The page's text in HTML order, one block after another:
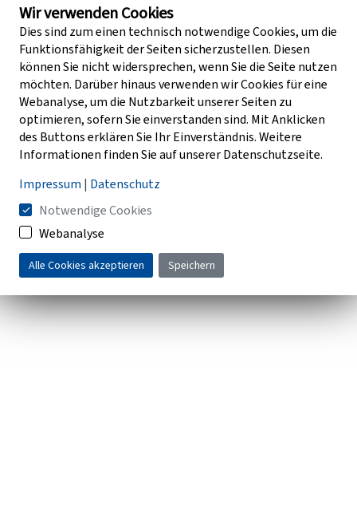
Wir verwenden Cookies
Dies sind zum einen technisch notwendige Cookies, um die
Funktionsfähigkeit der Seiten sicherzustellen. Diesen
können Sie nicht widersprechen, wenn Sie die Seite nutzen
möchten. Darüber hinaus verwenden wir Cookies für eine
Webanalyse, um die Nutzbarkeit unserer Seiten zu
optimieren, sofern Sie einverstanden sind. Mit Anklicken
des Buttons erklären Sie Ihr Einverständnis. Weitere
Informationen finden Sie auf unserer Datenschutzseite.
Impressum | Datenschutz
Notwendige Cookies
Webanalyse
Alle Cookies akzeptieren Speichern